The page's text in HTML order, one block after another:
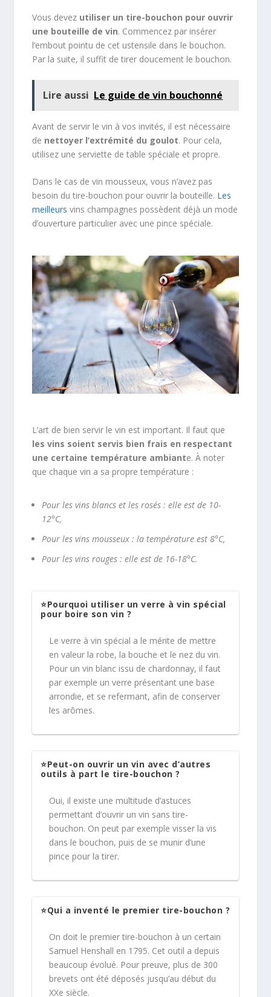
Vous devez utiliser un tire-bouchon pour ouvrir
une bouteille de vin. Commencez par insérer
l’embout pointu de cet ustensile dans le bouchon.
Par la suite, il suffit de tirer doucement le bouchon.
Lire aussi Le guide de vin bouchonné
Avant de servir le vin à vos invités, il est nécessaire
de nettoyer l’extrémité du goulot. Pour cela,
utilisez une serviette de table spéciale et propre.
Dans le cas de vin mousseux, vous n’avez pas
besoin du tire-bouchon pour ouvrir la bouteille. Les
meilleurs vins champagnes possèdent déjà un mode
d’ouverture particulier avec une pince spéciale.
L’art de bien servir le vin est important. Il faut que
les vins soient servis bien frais en respectant
une certaine température ambiante. À noter
que chaque vin a sa propre température :
Pour les vins blancs et les rosés : elle est de 10-
12°C,
Pour les vins mousseux : la température est 8°C,
Pour les vins rouges : elle est de 16-18°C.
⭐Pourquoi utiliser un verre à vin spécial
pour boire son vin ?
Le verre à vin spécial a le mérite de mettre
en valeur la robe, la bouche et le nez du vin.
Pour un vin blanc issu de chardonnay, il faut
par exemple un verre présentant une base
arrondie, et se refermant, afin de conserver
les arômes.
⭐Peut-on ouvrir un vin avec d’autres
outils à part le tire-bouchon ?
Oui, il existe une multitude d’astuces
permettant d’ouvrir un vin sans tire-
bouchon. On peut par exemple visser la vis
dans le bouchon, puis de se munir d’une
pince pour la tirer.
⭐Qui a inventé le premier tire-bouchon ?
On doit le premier tire-bouchon à un certain
Samuel Henshall en 1795. Cet outil a depuis
beaucoup évolué. Pour preuve, plus de 300
brevets ont été déposés jusqu’au début du
XXe siècle.